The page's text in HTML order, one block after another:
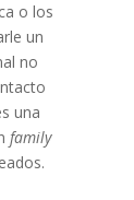
o los
un
no
una
family